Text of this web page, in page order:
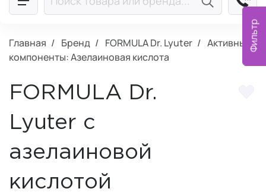
Фильтр
Главная Бренд FORMULA Dr. Lyuter
Активные
компоненты: Азелаиновая кислота
FORMULA Dr.
Lyuter с
азелаиновой
кислотой